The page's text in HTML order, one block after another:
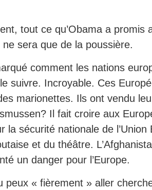
tout ce qu’Obama a promis
sera que de la poussière.
comment les nations
suivre. Incroyable. Ces
marionettes. Ils ont vendu
Il fait croire aux
la sécurité nationale de l’Union
et du théâtre.
un danger pour l’Europe.
peux « fièrement » aller